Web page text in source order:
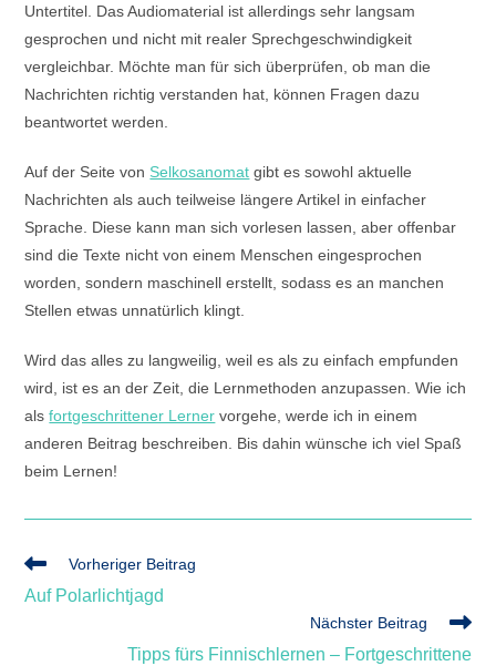
Untertitel. Das Audiomaterial ist allerdings sehr langsam
gesprochen und nicht mit realer Sprechgeschwindigkeit
vergleichbar. Möchte man für sich überprüfen, ob man die
Nachrichten richtig verstanden hat, können Fragen dazu
beantwortet werden.
Auf der Seite von Selkosanomat gibt es sowohl aktuelle
Nachrichten als auch teilweise längere Artikel in einfacher
Sprache. Diese kann man sich vorlesen lassen, aber offenbar
sind die Texte nicht von einem Menschen eingesprochen
worden, sondern maschinell erstellt, sodass es an manchen
Stellen etwas unnatürlich klingt.
Wird das alles zu langweilig, weil es als zu einfach empfunden
wird, ist es an der Zeit, die Lernmethoden anzupassen. Wie ich
alsfortgeschrittener Lerner vorgehe, werde ich in einem
anderen Beitrag beschreiben. Bis dahin wünsche ich viel Spaß
beim Lernen!
Weitere
ansehen
Vorheriger Beitrag
Auf Polarlichtjagd
Nächster Beitrag
Tipps fürs Finnischlernen – Fortgeschrittene